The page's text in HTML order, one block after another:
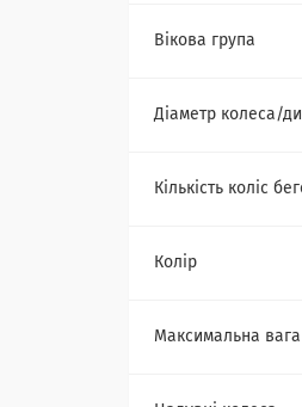
Вікова група
Діаметр колеса/
Кількість коліс
Колір
Максимальна вага